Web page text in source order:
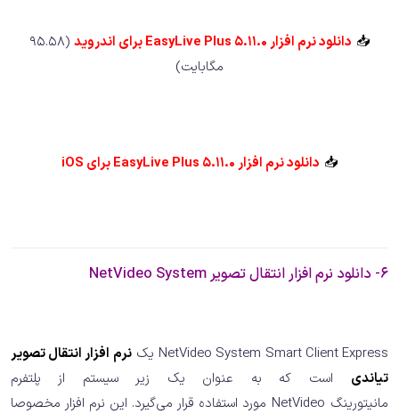
📥 دانلود نرم افزار EasyLive Plus 5.11.0 برای اندروید
(95.58
مگابایت)
📥 دانلود نرم افزار EasyLive Plus 5.11.0 برای iOS
6- دانلود نرم افزار انتقال تصویر NetVideo System
NetVideo System Smart Client Express یک
نرم افزار انتقال تصویر
تیاندی است که به عنوان یک زیر سیستم از پلتفرم
مانیتورینگ NetVideo مورد استفاده قرار می‌گیرد. این نرم افزار مخصوصا